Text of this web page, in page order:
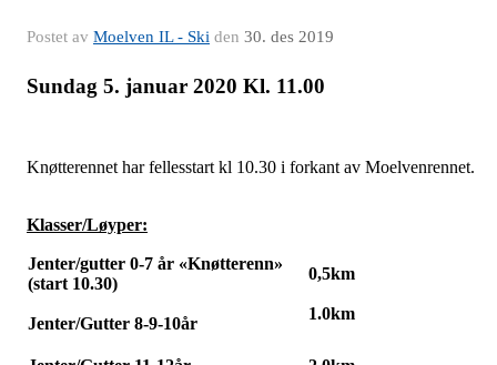
Postet av Moelven IL - Ski den 30. des 2019
Sundag 5. januar 2020 Kl. 11.00
Knøtterennet har fellesstart kl 10.30 i forkant av Moelvenrennet.
Klasser/Løyper:
Jenter/gutter 0-7 år «Knøtterenn»
(start 10.30)
Jenter/Gutter 8-9-10år
0,5km
1.0km